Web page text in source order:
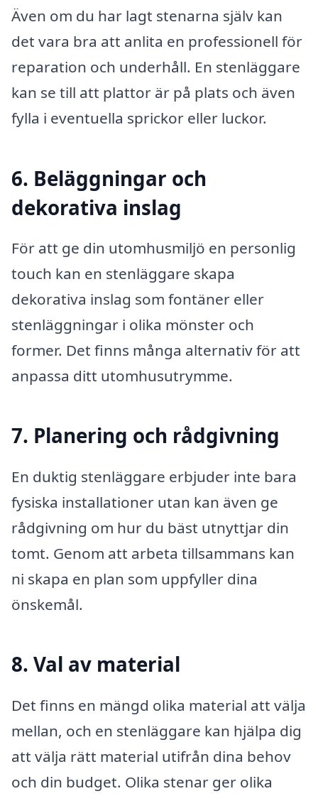
Även om du har lagt stenarna själv kan
det vara bra att anlita en professionell för
reparation och underhåll. En stenläggare
kan se till att plattor är på plats och även
fylla i eventuella sprickor eller luckor.
6. Beläggningar och
dekorativa inslag
För att ge din utomhusmiljö en personlig
touch kan en stenläggare skapa
dekorativa inslag som fontäner eller
stenläggningar i olika mönster och
former. Det finns många alternativ för att
anpassa ditt utomhusutrymme.
7. Planering och rådgivning
En duktig stenläggare erbjuder inte bara
fysiska installationer utan kan även ge
rådgivning om hur du bäst utnyttjar din
tomt. Genom att arbeta tillsammans kan
ni skapa en plan som uppfyller dina
önskemål.
8. Val av material
Det finns en mängd olika material att välja
mellan, och en stenläggare kan hjälpa dig
att välja rätt material utifrån dina behov
och din budget. Olika stenar ger olika